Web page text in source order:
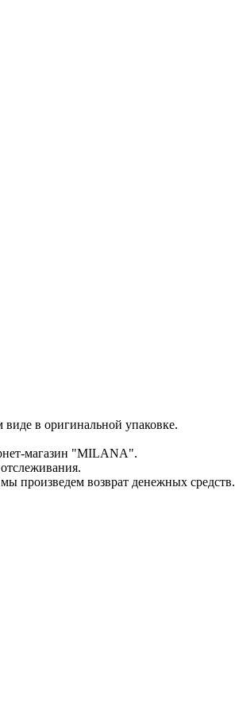
в оригинальной упаковке.
магазин "MILANA".
произведем возврат денежных средств.